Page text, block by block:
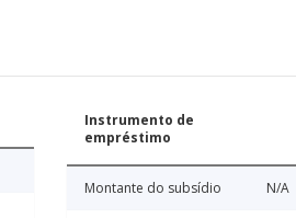
Instrumento de
empréstimo
Montante do subsídio N/A